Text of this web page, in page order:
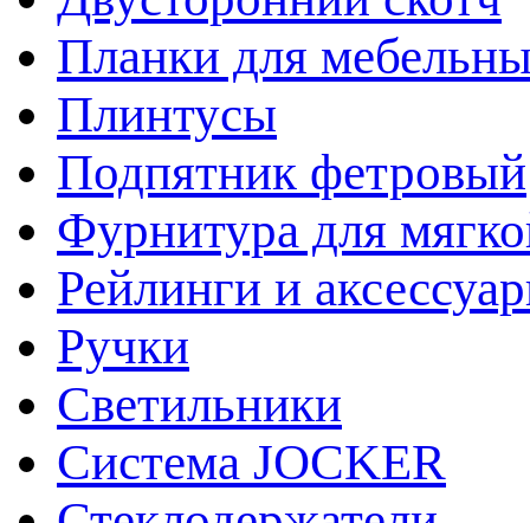
Планки для
Плинтусы
Подпятник фетровый
Фурнитура для
Рейлинги и
Ручки
Светильники
Система JOCKER